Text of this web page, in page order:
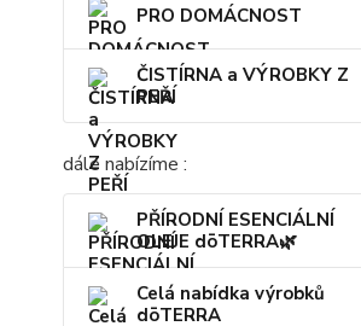
PRO DOMÁCNOST
ČISTÍRNA a VÝROBKY Z
PEŘÍ
dále nabízíme :
PŘÍRODNÍ ESENCIÁLNÍ
OLEJE dōTERRA🌿
Celá nabídka výrobků
dōTERRA